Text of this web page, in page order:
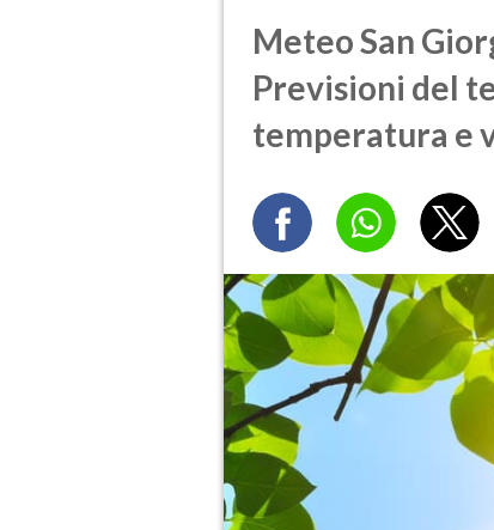
Meteo San
Previsioni del
temperatura e